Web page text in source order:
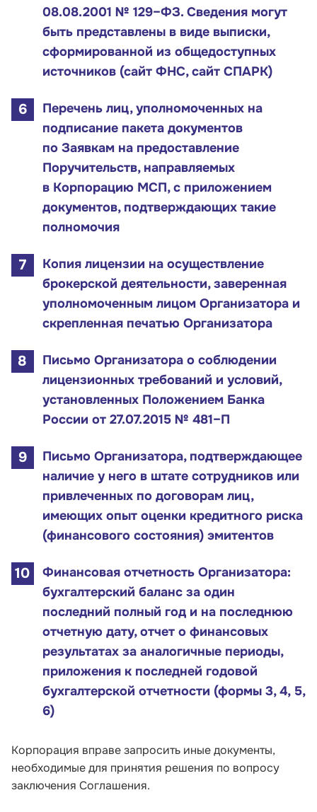
Контакты
Соцсети
Телефон:
8 800 100-11-00
Время работы:
по будням с 10:00 до 19:00
Почтовый адрес:
стр.1
Обратиться в Корпорацию
08.08.2001 № 129–ФЗ. Сведения могут
быть представлены в виде выписки,
сформированной из общедоступных
источников (сайт ФНС, сайт СПАРК)
Перечень лиц, уполномоченных на
подписание пакета документов
по Заявкам на предоставление
Поручительств, направляемых
в Корпорацию МСП, с приложением
документов, подтверждающих такие
полномочия
Копия лицензии на осуществление
брокерской деятельности, заверенная
уполномоченным лицом Организатора и
скрепленная печатью Организатора
Письмо Организатора о соблюдении
лицензионных требований и условий,
установленных Положением Банка
России от 27.07.2015 № 481–П
Письмо Организатора, подтверждающее
наличие у него в штате сотрудников или
привлеченных по договорам лиц,
имеющих опыт оценки кредитного риска
(финансового состояния) эмитентов
Финансовая отчетность Организатора:
бухгалтерский баланс за один
последний полный год и на последнюю
отчетную дату, отчет о финансовых
результатах за аналогичные периоды,
приложения к последней годовой
бухгалтерской отчетности (формы 3, 4, 5,
6)
Корпорация вправе запросить иные документы,
необходимые для принятия решения по вопросу
заключения Соглашения.